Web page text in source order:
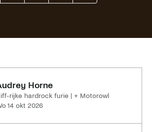
op
op
op
op
Horne
rijke hardrock furie | + Motorowl
wo 14 okt 2026